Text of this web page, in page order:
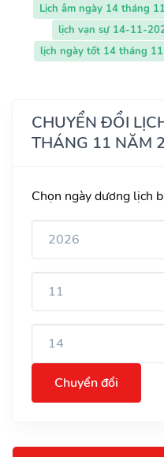
Lịch âm ngày 14 tháng 11
lịch vạn sự 14-11-
lịch ngày tốt 14 tháng 11
CHUYỂN ĐỔI
THÁNG 11 NĂM
Chọn ngày dương lịch
Chuyển đổi